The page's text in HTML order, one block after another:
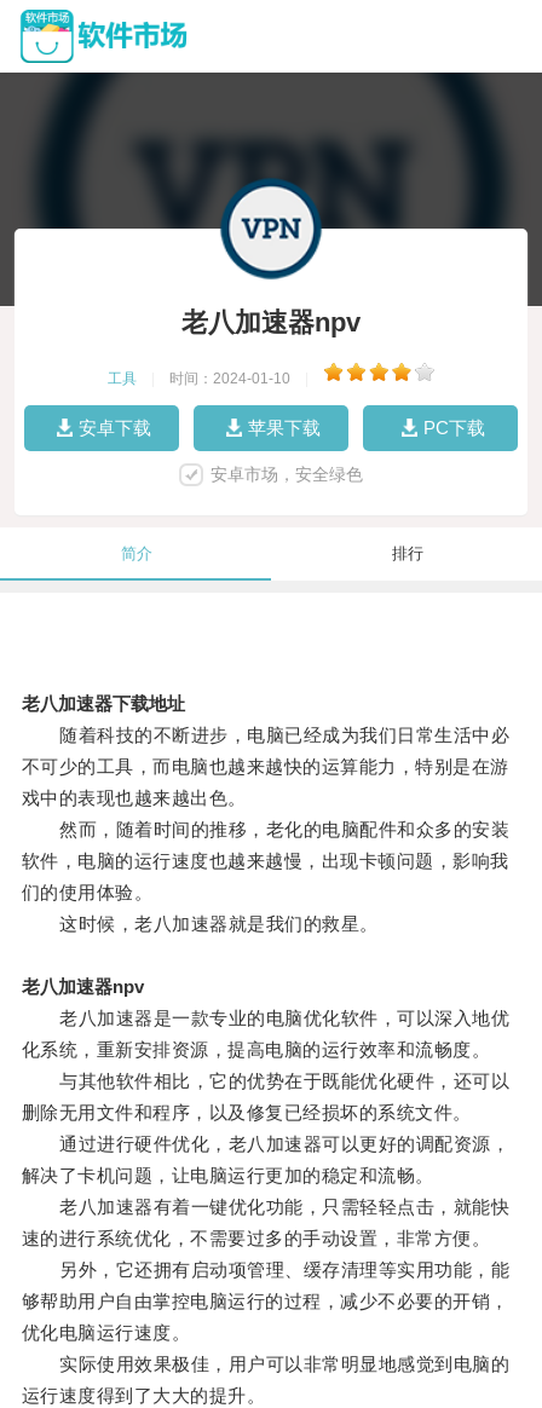
老八加速器npv
工具 时间：2024-01-10
安卓下载 苹果下载 PC下载
安卓市场，安全绿色
简介 排行
老八加速器下载地址
随着科技的不断进步，电脑已经成为我们日常生活中必
不可少的工具，而电脑也越来越快的运算能力，特别是在游
戏中的表现也越来越出色。
然而，随着时间的推移，老化的电脑配件和众多的安装
软件，电脑的运行速度也越来越慢，出现卡顿问题，影响我
们的使用体验。
这时候，老八加速器就是我们的救星。
老八加速器npv
老八加速器是一款专业的电脑优化软件，可以深入地优
化系统，重新安排资源，提高电脑的运行效率和流畅度。
与其他软件相比，它的优势在于既能优化硬件，还可以
删除无用文件和程序，以及修复已经损坏的系统文件。
通过进行硬件优化，老八加速器可以更好的调配资源，
解决了卡机问题，让电脑运行更加的稳定和流畅。
老八加速器有着一键优化功能，只需轻轻点击，就能快
速的进行系统优化，不需要过多的手动设置，非常方便。
另外，它还拥有启动项管理、缓存清理等实用功能，能
够帮助用户自由掌控电脑运行的过程，减少不必要的开销，
优化电脑运行速度。
实际使用效果极佳，用户可以非常明显地感觉到电脑的
运行速度得到了大大的提升。